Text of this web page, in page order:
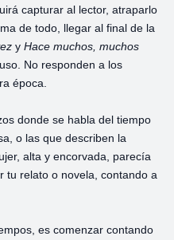
capturar al lector, atraparlo
de todo, llegar al final de la
y Hace muchos, muchos
No responden a los
época.
donde se habla del tiempo
o las que describen la
alta y encorvada, parecía
tu relato o novela, contando a
es comenzar contando